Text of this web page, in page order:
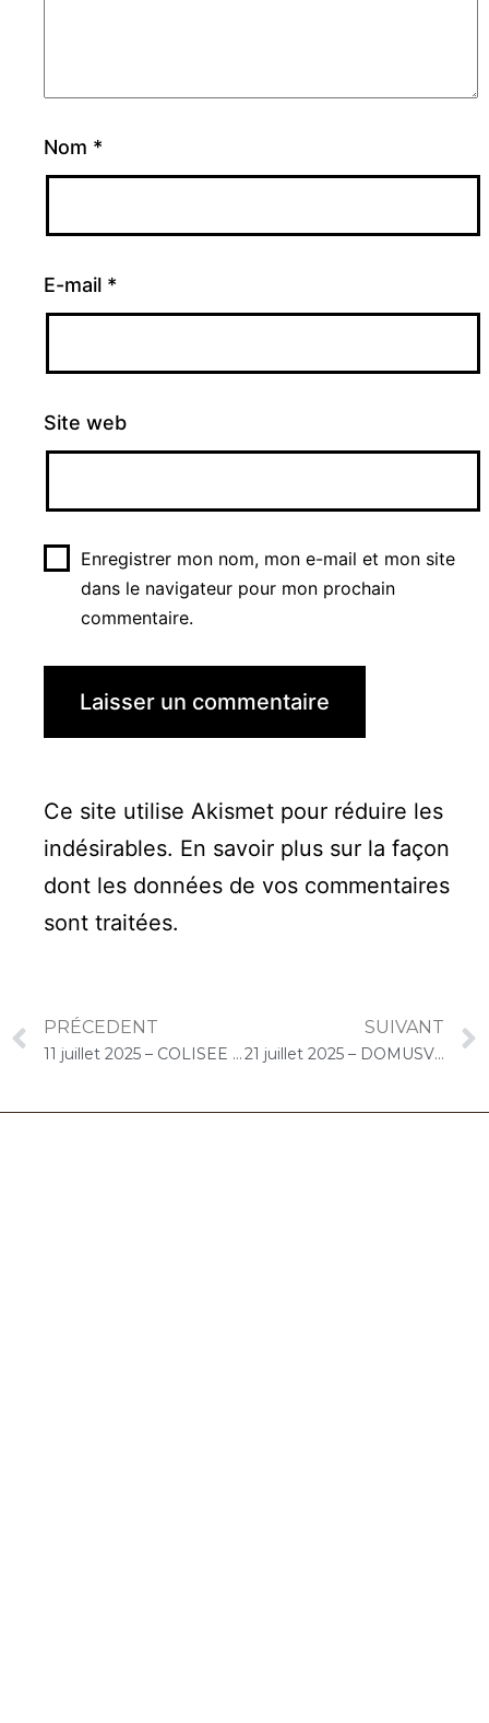
Nom *
E-mail *
Site web
Enregistrer mon nom, mon e-mail et mon site
dans le navigateur pour mon prochain
commentaire.
Ce site utilise Akismet pour réduire les
indésirables. En savoir plus sur la façon
dont les données de vos commentaires
sont traitées.
PRÉCEDENT
11 juillet 2025 – COLISEE « Les Tchanques » (Lège-Cap-Ferret) : Concert « Duo CelloPiano »
SUIVANT
21 juillet 2025 – DOMUSVI Les Templitudes « Parc Clause » (Brétigny-sur-Orge) : Atelier « Chantons Ensemble »